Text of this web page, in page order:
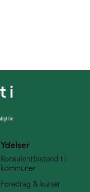
Ydelser
Konsulentbistand til
kommuner
Foredrag & kurser